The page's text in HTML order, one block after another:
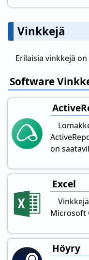
Vinkkejä
Erilaisia vinkkejä
Software
on
Excel
Microsoft
Höyry